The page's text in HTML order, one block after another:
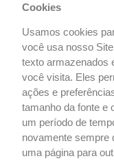
Cookies
Usamos cookies
você usa nosso
texto armazenados
você visita. Eles
ações e
tamanho da fonte e
um período de
novamente sempre
uma página para